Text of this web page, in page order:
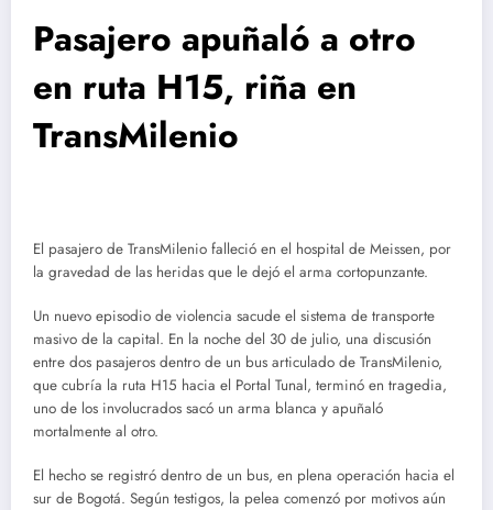
Pasajero apuñaló a otro
en ruta H15, riña en
TransMilenio
El pasajero de TransMilenio falleció en el hospital de Meissen, por
la gravedad de las heridas que le dejó el arma cortopunzante.
Un nuevo episodio de violencia sacude el sistema de transporte
masivo de la capital. En la noche del 30 de julio, una discusión
entre dos pasajeros dentro de un bus articulado de TransMilenio,
que cubría la ruta H15 hacia el Portal Tunal, terminó en tragedia,
uno de los involucrados sacó un arma blanca y apuñaló
mortalmente al otro.
El hecho se registró dentro de un bus, en plena operación hacia el
sur de Bogotá. Según testigos, la pelea comenzó por motivos aún